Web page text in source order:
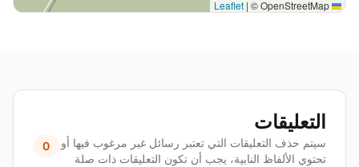
| © OpenStreetMap
التعليقات
سيتم حذف التعليقات التي تعتبر رسائل غير مرغوب فيها أو
تحتوي الألفاظ النابية، يجب أن تكون التعليقات ذات صلة
0